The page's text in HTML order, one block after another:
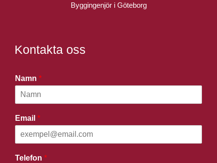
Byggingenjör i Göteborg
Kontakta oss
Namn *
Email *
Telefon *